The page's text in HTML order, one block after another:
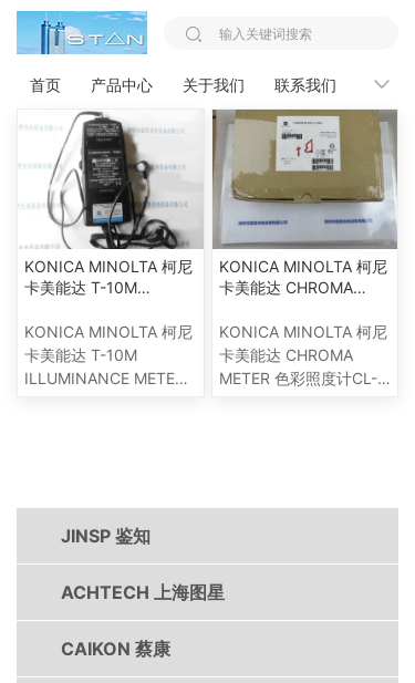
首页 产品中心 关于我们 联系我们 新闻资
您的位置： 首页 >> KONICA MINOLTA 柯尼卡美能达
KONICA MINOLTA 柯尼
卡美能达 T-10M
照度计
KONICA MINOLTA 柯尼
卡美能达 T-10M
ILLUMINANCE METER
KONICA MINOLTA 柯尼
卡美能达 CHROMA
200A
KONICA MINOLTA 柯尼
卡美能达 CHROMA
METER 色彩照度计CL-
JINSP 鉴知
ACHTECH 上海图星
CAIKON 蔡康